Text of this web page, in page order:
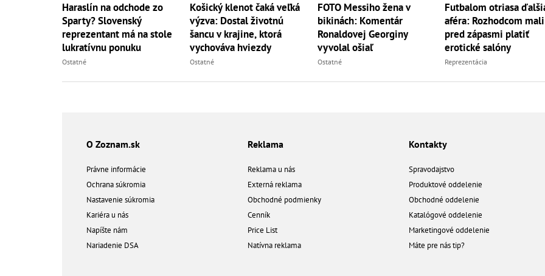
Haraslín na odchode zo
Sparty? Slovenský
reprezentant má na stole
lukratívnu ponuku
Ostatné
Košický klenot čaká veľká
výzva: Dostal životnú
šancu v krajine, ktorá
vychováva hviezdy
Ostatné
FOTO Messiho žena v
bikinách: Komentár
Ronaldovej Georginy
vyvolal ošiaľ
Ostatné
Futbalom otriasa
aféra: Rozhodcom mali
pred zápasmi platiť
erotické salóny
Reprezentácia
O Zoznam.sk
Právne informácie
Ochrana súkromia
Nastavenie súkromia
Kariéra u nás
Napíšte nám
Nariadenie DSA
Reklama
Reklama u nás
Externá reklama
Obchodné podmienky
Cenník
Price List
Natívna reklama
Kontakty
Spravodajstvo
Produktové oddelenie
Obchodné oddelenie
Katalógové oddelenie
Marketingové oddelenie
Máte pre nás tip?